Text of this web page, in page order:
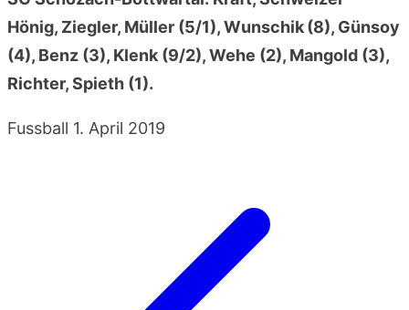
Hönig, Ziegler, Müller (5/1), Wunschik (8), Günsoy
(4), Benz (3), Klenk (9/2), Wehe (2), Mangold (3),
Richter, Spieth (1).
Fussball 1. April 2019